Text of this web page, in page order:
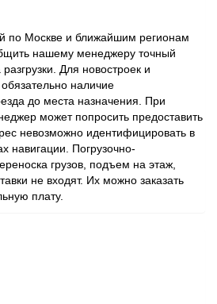
по Москве и ближайшим регионам
нашему менеджеру точный
Для новостроек и
наличие
до места назначения. При
может попросить предоставить
невозможно идентифицировать в
навигации. Погрузочно-
грузов, подъем на этаж,
не входят. Их можно заказать
плату.